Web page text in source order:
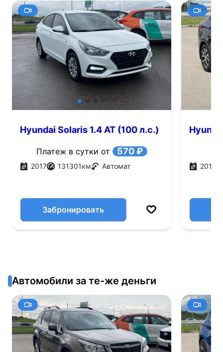
Hyundai Solaris 1.4 AT (100 л.с.)
Платеж в сутки от 570 ₽
2017 131301км Автомат
Забронировать
2015
Автомобили за те-же деньги